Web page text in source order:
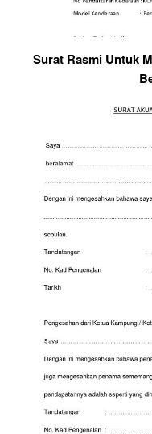
Surat Rasmi Untuk